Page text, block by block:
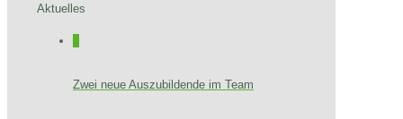
Aktuelles
Zwei neue Auszubildende im Team